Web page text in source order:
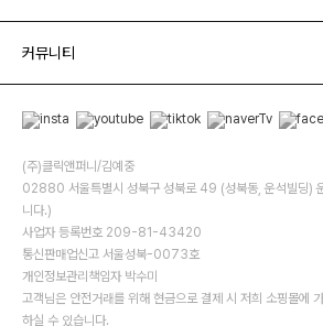
커뮤니티
(주)클릭앤퍼니/김예중
02880 서울특별시 성북구 성북로 49 (성북동, 운석빌딩)
니다.)
사업자 등록번호 209-81-43420
통신판매업신고 서울성북-0073호
개인정보관리책임자 박수미
고객님은 안전거래를 위해 현금으로 결제 시 저희 소핑몰에
하실 수 있습니다.